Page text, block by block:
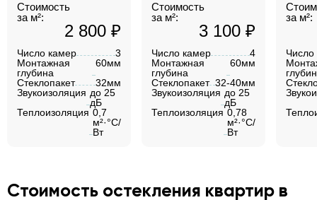
Стоимость
за м²:
2 800 ₽
Число камер
3
Монтажная
глубина
60мм
Стеклопакет
32мм
Звукоизоляция до 25
дБ
Теплоизоляция 0,7
м²·°C/
Вт
Стоимость
за м²:
3 100 ₽
Число камер
4
Монтажная
глубина
60мм
Стеклопакет 32-40мм
Звукоизоляция до 25
дБ
Теплоизоляция 0,78
м²·°C/
Вт
за м²:
Число
Стоимость остекления квартир в